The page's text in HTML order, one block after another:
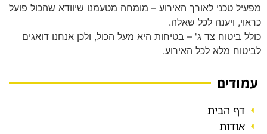
מפעיל טכני לאורך האירוע – מומחה מטעמנו שיוודא שהכול פועל
כראוי, ויענה לכל שאלה.
כולל ביטוח צד ג' – בטיחות היא מעל הכול, ולכן אנחנו דואגים
לביטוח מלא לכל האירוע.
עמודים
דף הבית
אודות